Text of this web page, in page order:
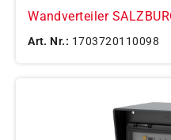
Wandverteiler
Art. Nr.: 1703720110098